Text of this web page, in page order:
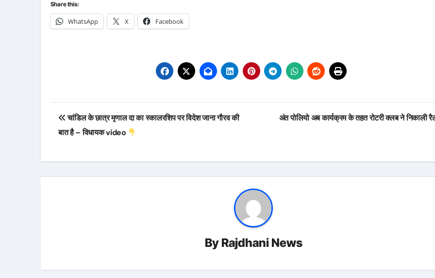
Share this:
WhatsApp X Facebook
Post
navigation
चांडिल के छात्र मृणाल दा का स्कालरशिप पर विदेश जाना गौरव की
बात है – विधायक video
अंत पोलियो अब कार्यक्रम के तहत रोटरी क्लब ने निकाली
By Rajdhani News